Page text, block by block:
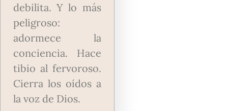
debilita. Y lo más
peligroso:
adormece la
conciencia. Hace
tibio al fervoroso.
Cierra los oídos a
la voz de Dios.